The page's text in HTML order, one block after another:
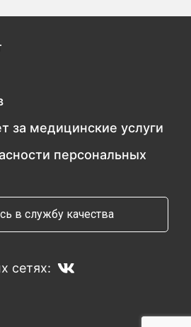
за медицинские услуги
персональных
в службу качества
сетях: